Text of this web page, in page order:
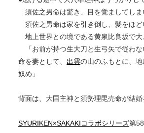
須佐之男命は驚き、目を覚ましてしま
須佐之男命は家を引き倒し、髪をほど
地上世界との境である黄泉比良坂で大
「お前が持つ生大刀と生弓矢で従わ
命を妻として、 出雲の山のふもとに、
奴め」
背面は、大国主神と須勢理毘売命が結
SYURIKEN×SAKAKIコラボシリーズ第58